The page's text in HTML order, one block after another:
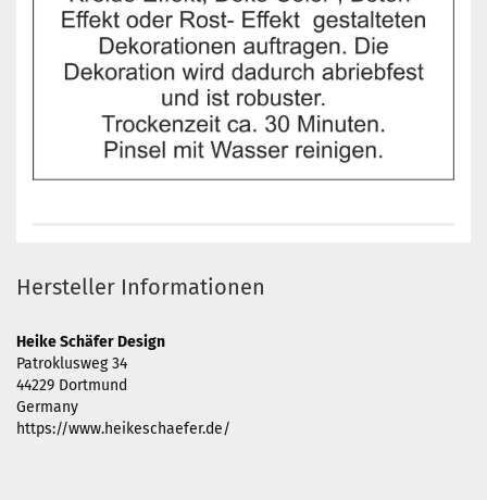
Hersteller Informationen
Heike Schäfer Design
Patroklusweg 34
44229 Dortmund
Germany
https://www.heikeschaefer.de/